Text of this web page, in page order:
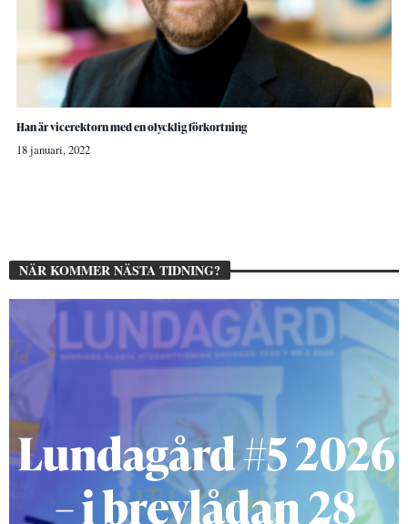
Han är vicerektorn med en olycklig förkortning
18 januari, 2022
NÄR KOMMER NÄSTA TIDNING?